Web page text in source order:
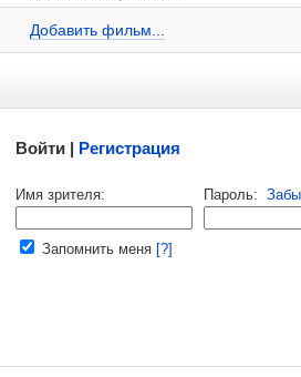
Добавить фильм...
Войти | Регистрация
Имя зрителя: Пароль:
Запомнить меня [?]